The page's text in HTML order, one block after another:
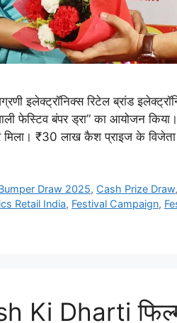
इलेक्ट्रॉनिक्स रिटेल ब्रांड
फेस्टिव बंपर ड्रा” का आयोजन
₹30 लाख कैश प्राइज के विजेता
Draw 2025, Cash Prize Draw,
Retail India, Festival Campaign,
Ki Dharti